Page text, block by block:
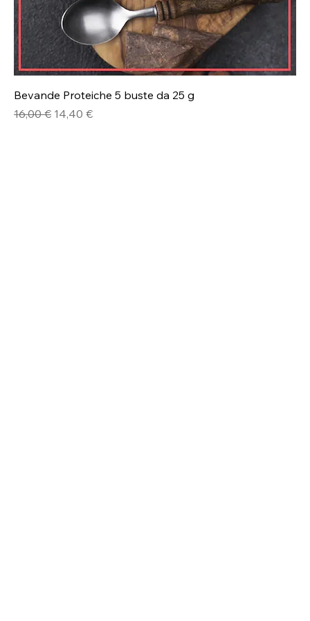
Bevande Proteiche 5 buste da 25 g
Prezzo regolare
16,00 € Prezzo scontato
14,40 €